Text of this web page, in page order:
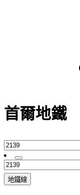
首爾地鐵
地鐵線